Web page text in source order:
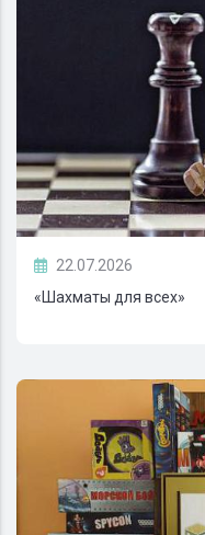
22.07.2026
«Шахматы для всех»